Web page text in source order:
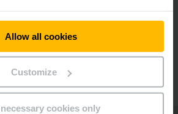
Allow all cookies
Customize
cookies only
ja kestäviä ratkaisuja